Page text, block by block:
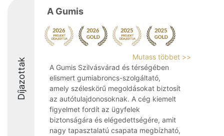
Díjazottak
A Gumis
Mutass többet >>
A Gumis Szilvásvárad és térségében
elismert gumiabroncs-szolgáltató,
amely széleskörű megoldásokat biztosít
az autótulajdonosoknak. A cég kiemelt
figyelmet fordít az ügyfelek
biztonságára és elégedettségére, amit
nagy tapasztalatú csapata megbízható,